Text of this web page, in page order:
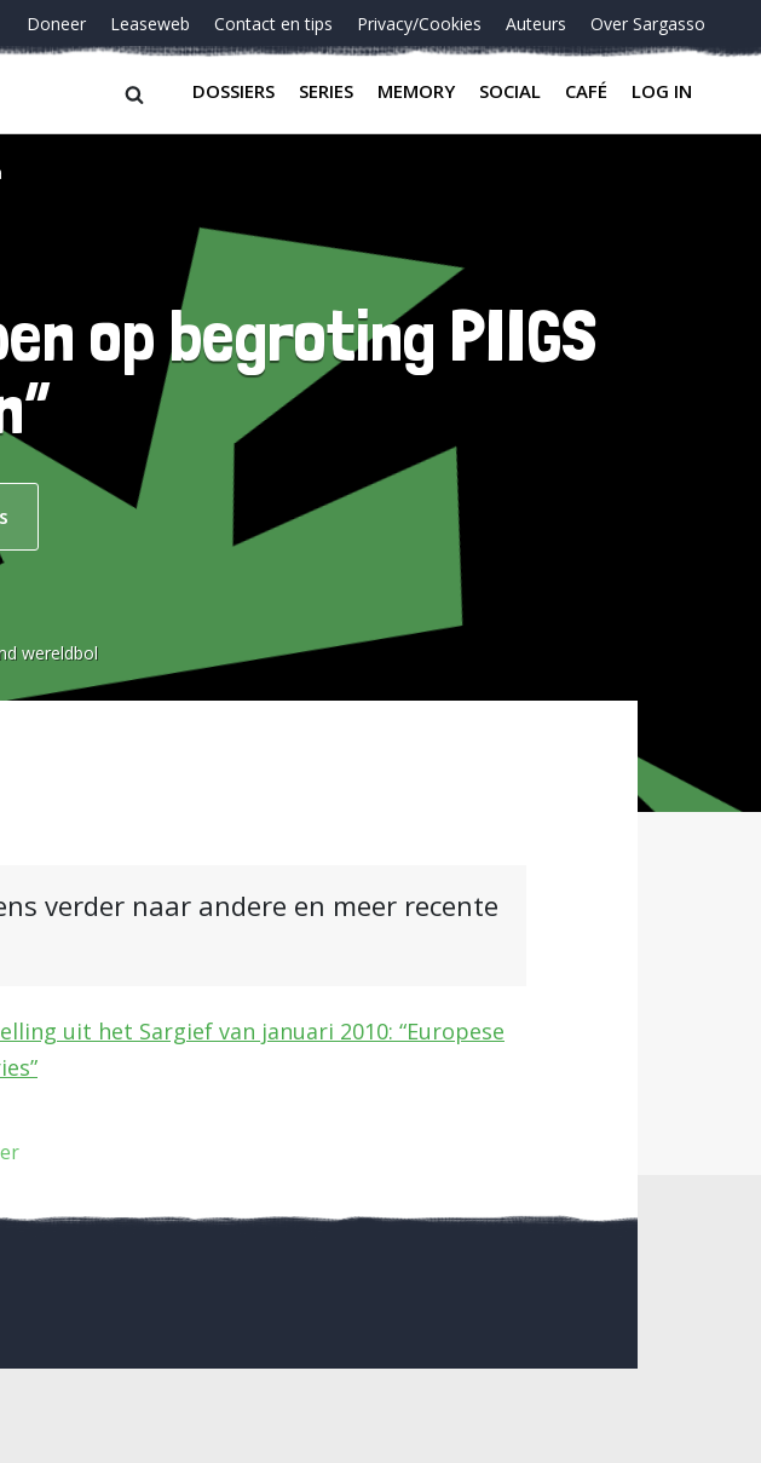
Doneer Leaseweb Contact en tips Privacy/Cookies Auteurs Over Sargasso
DOSSIERS SERIES MEMORY SOCIAL CAFÉ LOG IN
op begroting PIIGS
wereldbol
verder naar andere en meer recente
uit het Sargief van januari 2010: “Europese